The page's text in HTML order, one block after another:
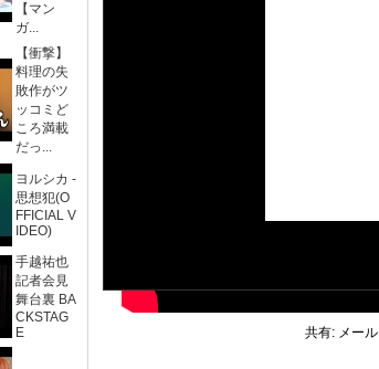
【マン
ガ...
【衝撃】
料理の失
敗作がツ
ッコミど
ころ満載
だっ...
ヨルシカ -
思想犯(O
FFICIAL V
IDEO)
手越祐也
記者会見
舞台裏 BA
CKSTAG
E
共有: メール